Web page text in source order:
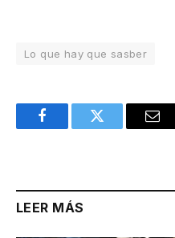
Lo que hay que sasber
FacebookTwitter
LEER MÁS